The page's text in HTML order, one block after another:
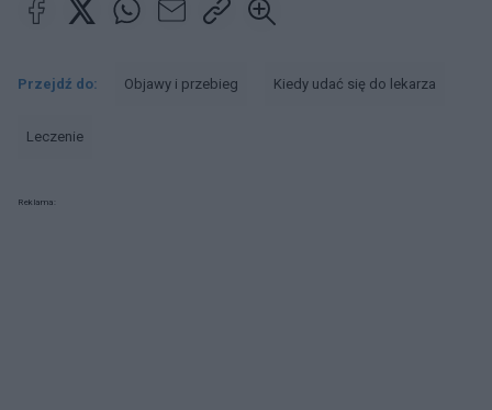
Przejdź do: Objawy i przebieg Kiedy udać się do lekarza
Leczenie
Reklama: